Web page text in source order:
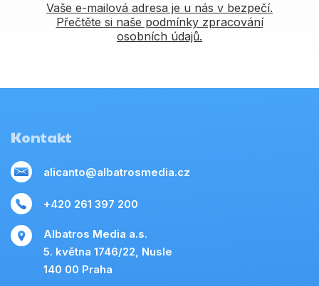
Vaše e-mailová adresa je u nás v bezpečí.
Přečtěte si naše podmínky zpracování
osobních údajů.
Kontakt
alicanto@albatrosmedia.cz
+420 261 397 200
Albatros Media a.s.
5. května 1746/22, Nusle
140 00 Praha